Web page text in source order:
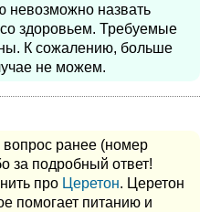
невозможно назвать
здоровьем. Требуемые
К сожалению, больше
не можем.
вопрос ранее (номер
за подробный ответ!
про Церетон. Церетон
помогает питанию и